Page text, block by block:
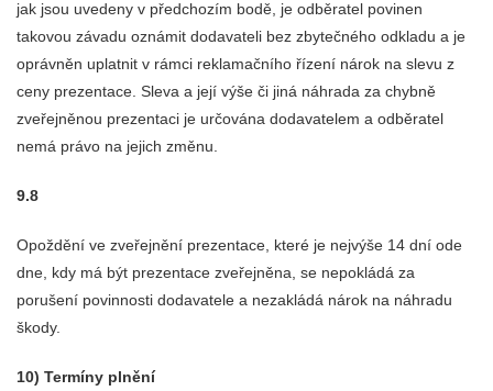
jak jsou uvedeny v předchozím bodě, je odběratel povinen
takovou závadu oznámit dodavateli bez zbytečného odkladu a je
oprávněn uplatnit v rámci reklamačního řízení nárok na slevu z
ceny prezentace. Sleva a její výše či jiná náhrada za chybně
zveřejněnou prezentaci je určována dodavatelem a odběratel
nemá právo na jejich změnu.
9.8
Opoždění ve zveřejnění prezentace, které je nejvýše 14 dní ode
dne, kdy má být prezentace zveřejněna, se nepokládá za
porušení povinnosti dodavatele a nezakládá nárok na náhradu
škody.
10) Termíny plnění